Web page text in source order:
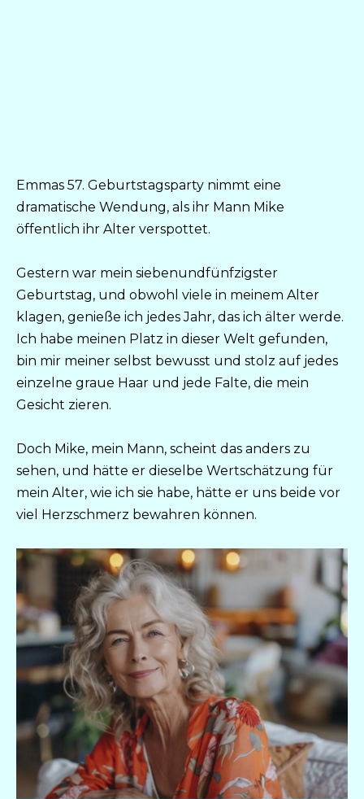
Emmas 57. Geburtstagsparty nimmt eine
dramatische Wendung, als ihr Mann Mike
öffentlich ihr Alter verspottet.
Gestern war mein siebenundfünfzigster
Geburtstag, und obwohl viele in meinem Alter
klagen, genieße ich jedes Jahr, das ich älter werde.
Ich habe meinen Platz in dieser Welt gefunden,
bin mir meiner selbst bewusst und stolz auf jedes
einzelne graue Haar und jede Falte, die mein
Gesicht zieren.
Doch Mike, mein Mann, scheint das anders zu
sehen, und hätte er dieselbe Wertschätzung für
mein Alter, wie ich sie habe, hätte er uns beide vor
viel Herzschmerz bewahren können.